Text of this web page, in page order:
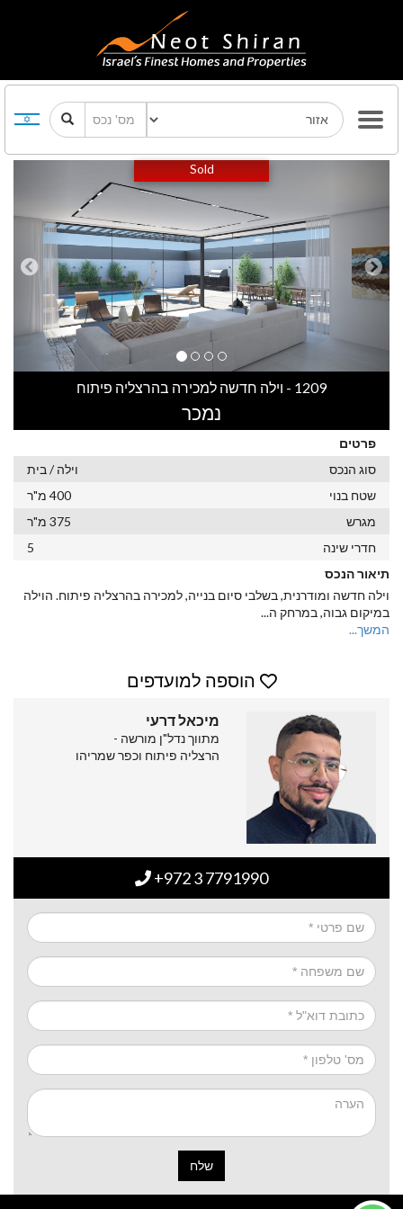
Sold
Previous Next
1209 - וילה חדשה למכירה בהרצליה פיתוח
נמכר
פרטים
סוג הנכס
וילה / בית
שטח בנוי
400 מ"ר
מגרש
375 מ"ר
חדרי שינה
5
תיאור הנכס
וילה חדשה ומודרנית, בשלבי סיום בנייה, למכירה בהרצליה פיתוח. הוילה
במיקום גבוה, במרחק ה...
המשך...
הוספה למועדפים
מיכאל דרעי
מתווך נדל"ן מורשה -
הרצליה פיתוח וכפר שמריהו
+972 3 7791990
שלח